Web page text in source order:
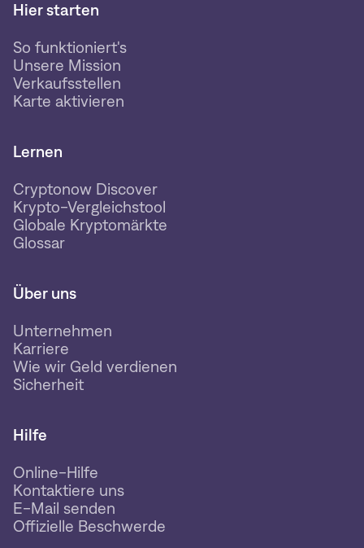
Hier starten
So funktioniert's
Unsere Mission
Verkaufsstellen
Karte aktivieren
Lernen
Cryptonow Discover
Krypto-Vergleichstool
Globale Kryptomärkte
Glossar
Über uns
Unternehmen
Karriere
Wie wir Geld verdienen
Sicherheit
Hilfe
Online-Hilfe
Kontaktiere uns
E-Mail senden
Offizielle Beschwerde